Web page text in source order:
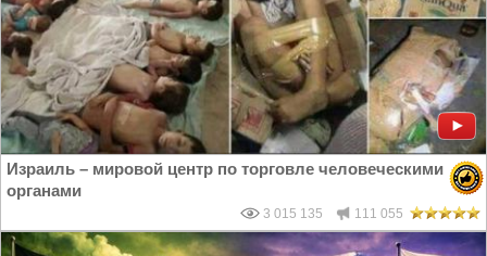
Израиль – мировой центр по торговле человеческими
органами
3 015 135 111 055